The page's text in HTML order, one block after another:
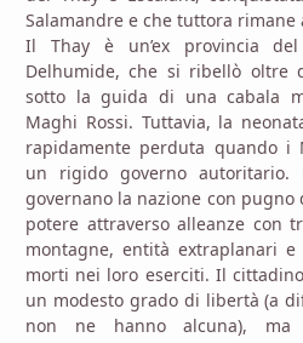
Salamandre e che tuttora
Il Thay è un’ex provincia
Delhumide, che si ribellò oltre
sotto la guida di una cabala
Maghi Rossi. Tuttavia, la
rapidamente perduta quando i
un rigido governo
governano la nazione con
potere attraverso alleanze con
montagne, entità extraplanari
morti nei loro eserciti. Il
un modesto grado di libertà (a
non ne hanno alcuna),